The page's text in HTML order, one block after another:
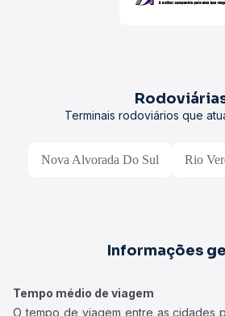
Terminais rodoviários que
Nova Alvorada Do Sul Rio
Informações
Tempo médio de viagem
O tempo de viagem entre as cidades